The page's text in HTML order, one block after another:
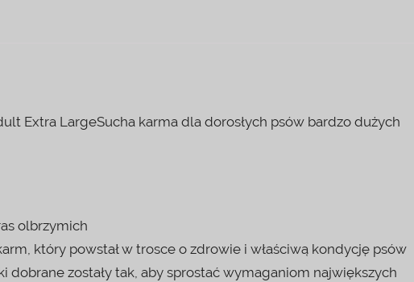
Extra LargeSucha karma dla dorosłych psów bardzo dużych
olbrzymich
który powstał w trosce o zdrowie i właściwą kondycję psów
dobrane zostały tak, aby sprostać wymaganiom największych